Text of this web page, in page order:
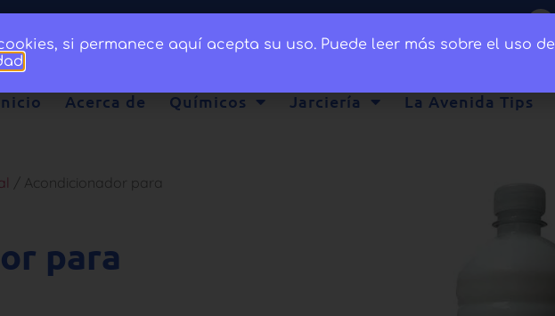
Acerca de Químicos Jarciería La Avenida Tips
/ Acondicionador para
para
si permanece aquí acepta su uso. Puede leer más sobre el uso